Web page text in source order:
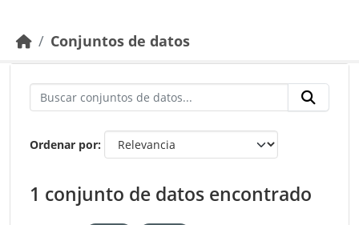
Conjuntos de datos
Ordenar por
1 conjunto de datos encontrado